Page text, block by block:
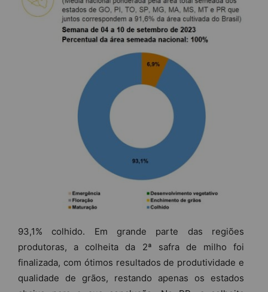
93,1% colhido. Em grande parte das regiões
produtoras, a colheita da 2ª safra de milho foi
finalizada, com ótimos resultados de produtividade e
qualidade de grãos, restando apenas os estados